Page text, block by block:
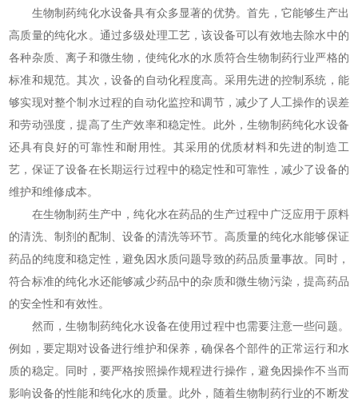
生物制药纯化水设备具有众多显著的优势。首先，它能够生产出
高质量的纯化水。通过多级处理工艺，该设备可以有效地去除水中的
各种杂质、离子和微生物，使纯化水的水质符合生物制药行业严格的
标准和规范。其次，设备的自动化程度高。采用先进的控制系统，能
够实现对整个制水过程的自动化监控和调节，减少了人工操作的误差
和劳动强度，提高了生产效率和稳定性。此外，生物制药纯化水设备
还具有良好的可靠性和耐用性。其采用的优质材料和先进的制造工
艺，保证了设备在长期运行过程中的稳定性和可靠性，减少了设备的
维护和维修成本。
在生物制药生产中，纯化水在药品的生产过程中广泛应用于原料
的清洗、制剂的配制、设备的清洗等环节。高质量的纯化水能够保证
药品的纯度和稳定性，避免因水质问题导致的药品质量事故。同时，
符合标准的纯化水还能够减少药品中的杂质和微生物污染，提高药品
的安全性和有效性。
然而，生物制药纯化水设备在使用过程中也需要注意一些问题。
例如，要定期对设备进行维护和保养，确保各个部件的正常运行和水
质的稳定。同时，要严格按照操作规程进行操作，避免因操作不当而
影响设备的性能和纯化水的质量。此外，随着生物制药行业的不断发